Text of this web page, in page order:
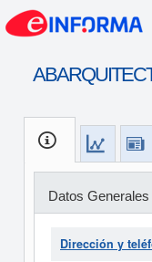
Datos Generales
Dirección y